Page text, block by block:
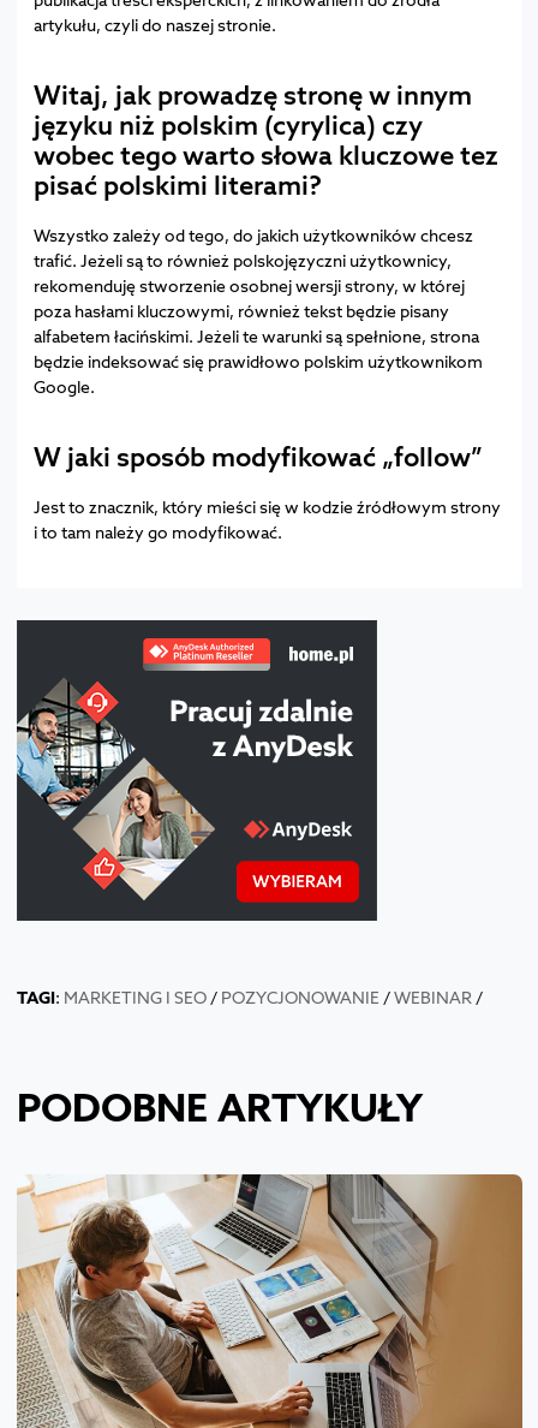
artykułu, czyli do naszej stronie.
Witaj, jak prowadzę stronę w innym
języku niż polskim (cyrylica) czy
wobec tego warto słowa kluczowe tez
pisać polskimi literami?
Wszystko zależy od tego, do jakich użytkowników chcesz
trafić. Jeżeli są to również polskojęzyczni użytkownicy,
rekomenduję stworzenie osobnej wersji strony, w której
poza hasłami kluczowymi, również tekst będzie pisany
alfabetem łacińskimi. Jeżeli te warunki są spełnione, strona
będzie indeksować się prawidłowo polskim użytkownikom
Google.
W jaki sposób modyfikować „follow”
Jest to znacznik, który mieści się w kodzie źródłowym strony
i to tam należy go modyfikować.
TAGI: MARKETING I SEO/ POZYCJONOWANIE /WEBINAR/
PODOBNE ARTYKUŁY